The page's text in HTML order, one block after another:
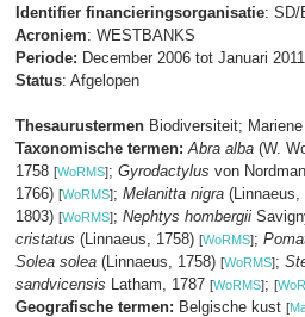
Identifier financieringsorganisatie: SD/
Acroniem: WESTBANKS
Periode: December 2006 tot Januari 2011
Status: Afgelopen
Thesaurustermen Biodiversiteit;
Taxonomische termen: Abra alba (W.
1758 [WoRMS]; Gyrodactylus von
1766) [WoRMS]; Melanitta nigra (Linnaeus,
1803) [WoRMS]; Nephtys hombergii
cristatus (Linnaeus, 1758) [WoRMS];
Solea solea (Linnaeus, 1758) [WoRMS];
sandvicensis Latham, 1787 [WoRMS]; [
Geografische termen: Belgische kust [